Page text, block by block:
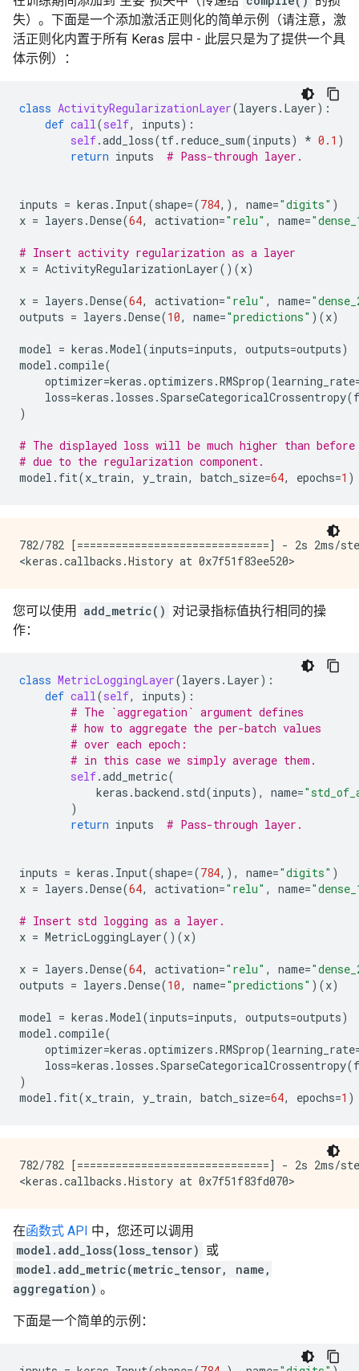
失）。下面是一个添加激活正则化的简单示例（请注意，激
活正则化内置于所有 Keras 层中 - 此层只是为了提供一个具
体示例）：
class ActivityRegularizationLayer(layers . Layer):
def call(self, inputs):
self.add_loss(tf. reduce_sum(inputs) * 0.1 )
return inputs # Pass-through layer.
inputs = keras . Input(shape=(784,), name="digits" )
x = layers .Dense(64, activation="relu" , name=
# Insert activity regularization as a layer
x = ActivityRegularizationLayer()(x)
x = layers .Dense(64, activation="relu" , name=
outputs = layers .Dense(10, name="predictions" )(x)
model = keras .Model(inputs=inputs, outputs=outputs)
model .compile(
optimizer=keras .optimizers .RMSprop(learning_rate
loss=keras . losses .SparseCategoricalCrossentropy(
)
# The displayed loss will be much higher than before
# due to the regularization component.
model . fit(x_train, y_train, batch_size=64, epochs=1 )
782/782 [==============================] - 2s
您可以使用 add_metric() 对记录指标值执行相同的操
作：
class MetricLoggingLayer(layers . Layer):
def call(self, inputs):
# The `aggregation` argument defines
# how to aggregate the per-batch values
# over each epoch:
# in this case we simply average them.
self.add_metric(
keras .backend . std(inputs), name=
)
return inputs # Pass-through layer.
inputs = keras . Input(shape=(784,), name="digits" )
x = layers .Dense(64, activation="relu" , name=
# Insert std logging as a layer.
x = MetricLoggingLayer()(x)
x = layers .Dense(64, activation="relu" , name=
outputs = layers .Dense(10, name="predictions" )(x)
model = keras .Model(inputs=inputs, outputs=outputs)
model .compile(
optimizer=keras .optimizers .RMSprop(learning_rate
loss=keras . losses .SparseCategoricalCrossentropy(
)
model . fit(x_train, y_train, batch_size=64, epochs=1 )
782/782 [==============================] - 2s
在函数式 API 中，您还可以调用
model.add_loss(loss_tensor) 或
model.add_metric(metric_tensor, name,
aggregation) 。
下面是一个简单的示例：